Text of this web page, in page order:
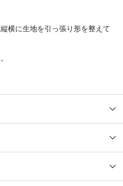
横に生地を引っ張り形を整えて